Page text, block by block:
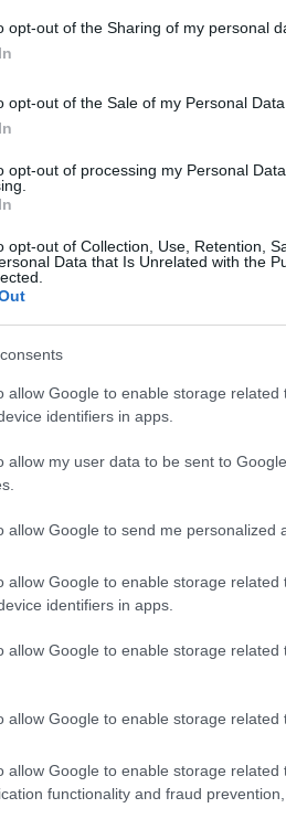
opt-out of the Sharing of my personal
opt-out of the Sale of my Personal Data.
opt-out of processing my Personal
opt-out of Collection, Use, Retention,
Data that Is Unrelated with the
allow Google to enable storage
identifiers in apps.
allow my user data to be sent to
allow Google to send me personalized
allow Google to enable storage related
identifiers in apps.
allow Google to enable storage
allow Google to enable storage related
allow Google to enable storage related
functionality and fraud
árak
LEGO, van
játszik: